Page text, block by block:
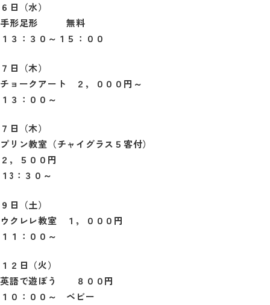
６日（水）
手形足形 無料
１３：３０～１５：００
７日（木）
チョークアート ２，０００円～
１３：００～
７日（木）
プリン教室（チャイグラス５客付）
２，５００円
１3：３０～
９日（土）
ウクレレ教室 １，０００円
１１：００～
１２日（火）
英語で遊ぼう ８００円
１０：００～ ベビー